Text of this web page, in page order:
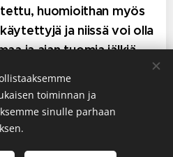
huomioithan myös
ja niissä voi olla
ja ajan tuomia jälkiä,
jäljistä tai
sähköistystä ei
toiminnan ja
sinulle parhaan